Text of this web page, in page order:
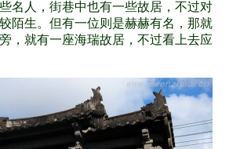
名人，街巷中也有一些故居，不过对
陌生。但有一位则是赫赫有名，那就
，就有一座海瑞故居，不过看上去应